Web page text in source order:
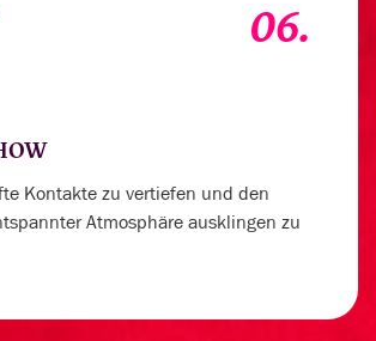
06.
Kontakte zu vertiefen und den
Atmosphäre ausklingen zu